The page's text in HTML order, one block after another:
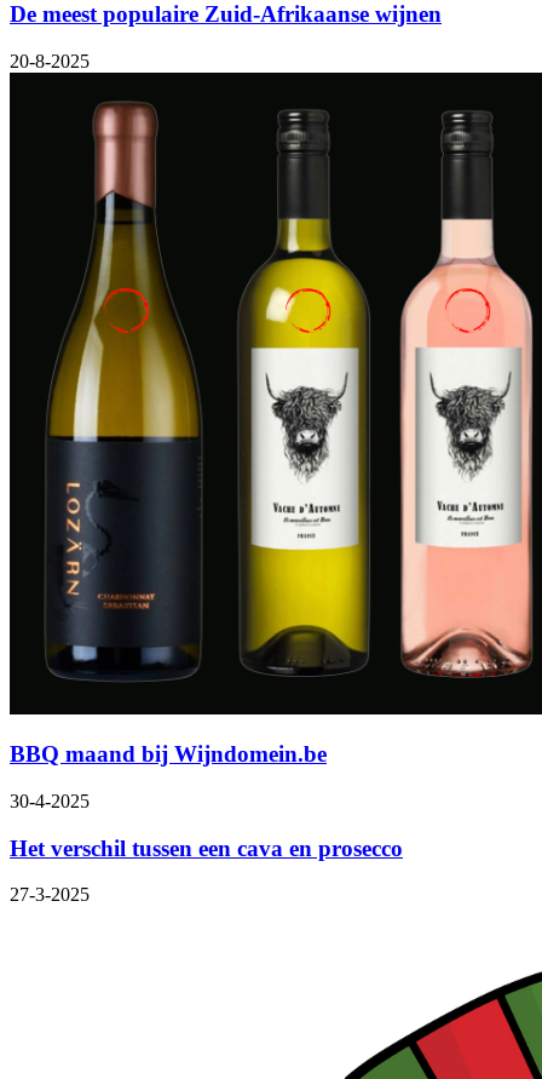
De meest populaire Zuid-Afrikaanse wijnen
20-8-2025
BBQ maand bij Wijndomein.be
30-4-2025
Het verschil tussen een cava en prosecco
27-3-2025